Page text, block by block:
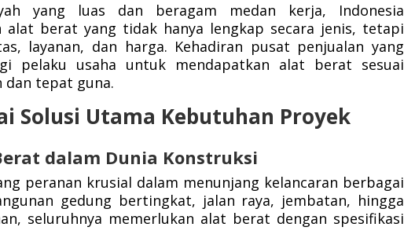
yang luas dan beragam medan kerja, Indonesia
alat berat yang tidak hanya lengkap secara jenis, tetapi
layanan, dan harga. Kehadiran pusat penjualan yang
pelaku usaha untuk mendapatkan alat berat sesuai
dan tepat guna.
Solusi Utama Kebutuhan Proyek
dalam Dunia Konstruksi
peranan krusial dalam menunjang kelancaran berbagai
gedung bertingkat, jalan raya, jembatan, hingga
seluruhnya memerlukan alat berat dengan spesifikasi